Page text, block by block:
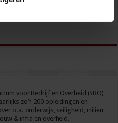
voor Bedrijf en Overheid (SBO)
zo’n 200 opleidingen en
o.a. onderwijs, veiligheid, milieu
& infra en overheid.